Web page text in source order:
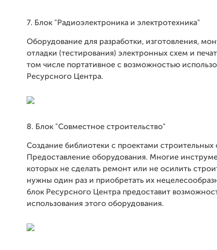
7. Блок "Радиоэлектроника и электротехника"
Оборудование для разработки, изготовления,
отладки (тестирования) электронных схем и
том числе портативное с возможностью
Ресурсного Центра.
8. Блок "Совместное строительство"
Создание библиотеки с проектами строительных
Предоставление оборудования. Многие
которых не сделать ремонт или не осилить
нужны один раз и приобретать их
блок Ресурсного Центра предоставит
использования этого оборудования.